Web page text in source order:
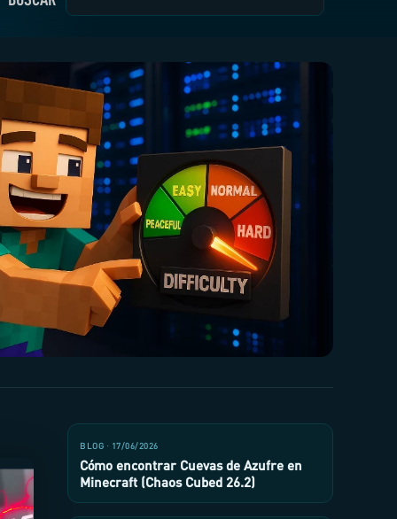
BLOG · 17/06/2026
Cómo encontrar Cuevas de Azufre en
Minecraft (Chaos Cubed 26.2)